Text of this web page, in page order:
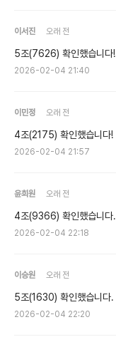
이서진 오래 전
5조(7626) 확인했습니다!
2026-02-04 21:40
이민정 오래 전
4조(2175) 확인했습니다!
2026-02-04 21:57
윤희원 오래 전
4조(9366) 확인했습니다.
2026-02-04 22:18
이승원 오래 전
5조(1630) 확인했습니다.
2026-02-04 22:20